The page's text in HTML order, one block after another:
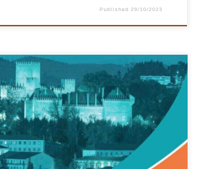
Published 29/10/2023
internacional sobre inteligência artificial e a ciência dos
tendo reunido mais de 300 especialistas e investigadores
de mais de 40 países. Paulo Novais, da Escola de
LASI, referiu o encontro como […]